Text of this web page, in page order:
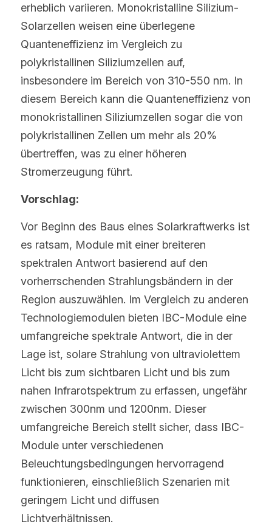
erheblich variieren. Monokristalline Silizium-
Solarzellen weisen eine überlegene
Quanteneffizienz im Vergleich zu
polykristallinen Siliziumzellen auf,
insbesondere im Bereich von 310-550 nm. In
diesem Bereich kann die Quanteneffizienz von
monokristallinen Siliziumzellen sogar die von
polykristallinen Zellen um mehr als 20%
übertreffen, was zu einer höheren
Stromerzeugung führt.
Vorschlag:
Vor Beginn des Baus eines Solarkraftwerks ist
es ratsam, Module mit einer breiteren
spektralen Antwort basierend auf den
vorherrschenden Strahlungsbändern in der
Region auszuwählen. Im Vergleich zu anderen
Technologiemodulen bieten IBC-Module eine
umfangreiche spektrale Antwort, die in der
Lage ist, solare Strahlung von ultraviolettem
Licht bis zum sichtbaren Licht und bis zum
nahen Infrarotspektrum zu erfassen, ungefähr
zwischen 300nm und 1200nm. Dieser
umfangreiche Bereich stellt sicher, dass IBC-
Module unter verschiedenen
Beleuchtungsbedingungen hervorragend
funktionieren, einschließlich Szenarien mit
geringem Licht und diffusen
Lichtverhältnissen.